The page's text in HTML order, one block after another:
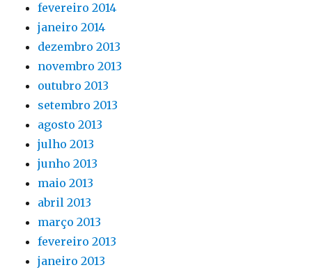
fevereiro 2014
janeiro 2014
dezembro 2013
novembro 2013
outubro 2013
setembro 2013
agosto 2013
julho 2013
junho 2013
maio 2013
abril 2013
março 2013
fevereiro 2013
janeiro 2013